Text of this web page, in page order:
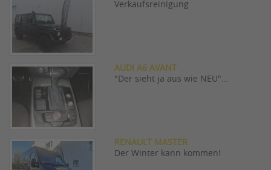
Verkaufsreinigung
AUDI A6 AVANT
"Der sieht ja aus wie NEU"...
RENAULT MASTER
Der Winter kann kommen!